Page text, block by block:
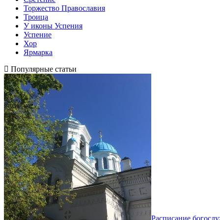
Торжество Православия
Троица
У иконы Успения
Успение
Хор
Ярмарка
Популярные статьи
Расписание